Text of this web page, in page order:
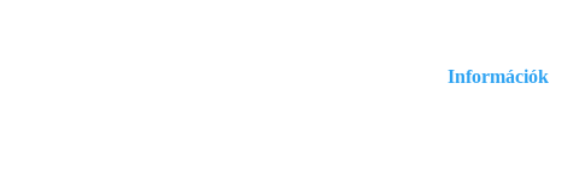
Információk